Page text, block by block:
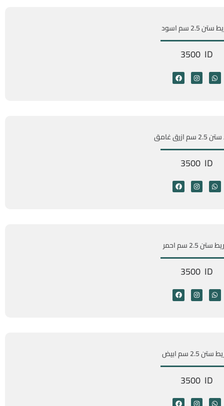
2.5 سم اسود
3500 ID
ازرق غامق
3500 ID
2.5 سم احمر
3500 ID
2.5 سم ابيض
3500 ID